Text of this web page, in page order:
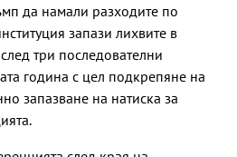
да намали разходите по
запази лихвите в
три последователни
година с цел подкрепяне на
запазване на натиска за